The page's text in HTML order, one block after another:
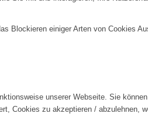
Blockieren einiger Arten von Cookies
unserer Webseite. Sie
Cookies zu akzeptieren / abzulehnen,